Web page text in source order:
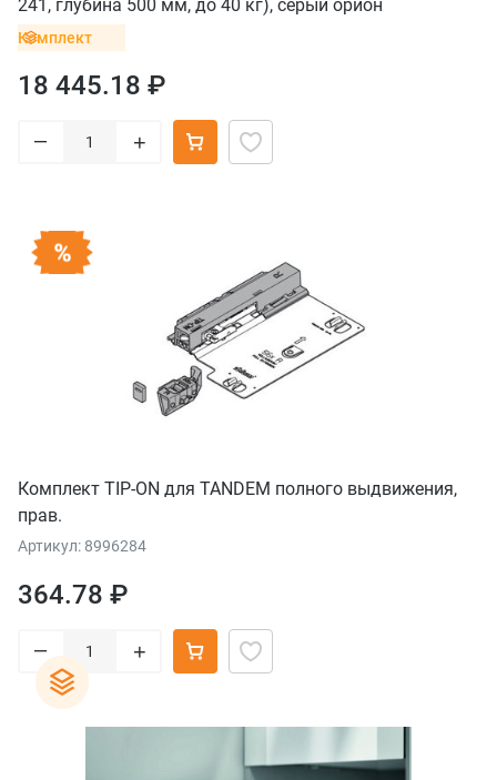
241, глубина 500 мм, до 40 кг), серый орион
Комплект
18 445.18 ₽
– +
Комплект TIP-ON для TANDEM полного выдвижения,
прав.
Артикул: 8996284
364.78 ₽
– +